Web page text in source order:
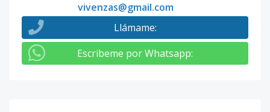
vivenzas@gmail.com
Llámame:
Escribeme por Whatsapp: